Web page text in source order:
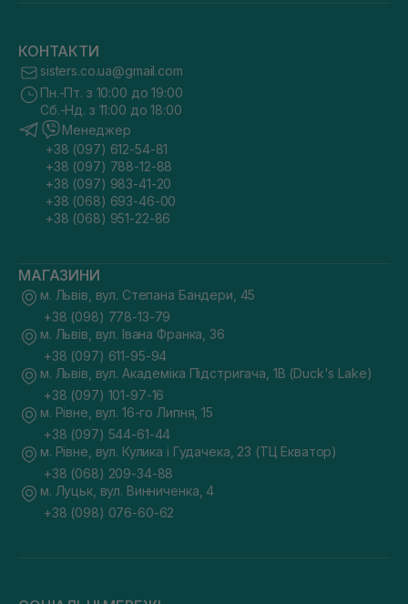
КОНТАКТИ
sisters.co.ua@gmail.com
Пн.-Пт. з 10:00 до 19:00
Сб.-Нд. з 11:00 до 18:00
Менеджер
+38 (097) 612-54-81
+38 (097) 788-12-88
+38 (097) 983-41-20
+38 (068) 693-46-00
+38 (068) 951-22-86
МАГАЗИНИ
м. Львів, вул. Степана Бандери, 45
+38 (098) 778-13-79
м. Львів, вул. Івана Франка, 36
+38 (097) 611-95-94
м. Львів, вул. Академіка Підстригача, 1В (Duck's Lake)
+38 (097) 101-97-16
м. Рівне, вул. 16-го Липня, 15
+38 (097) 544-61-44
м. Рівне, вул. Кулика і Гудачека, 23 (ТЦ Екватор)
+38 (068) 209-34-88
м. Луцьк, вул. Винниченка, 4
+38 (098) 076-60-62